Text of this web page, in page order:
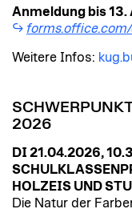
Anmeldung bis 13.
Weitere Infos:
2026
DI 21.04.2026,
HOLZEIS UND
Die Natur der